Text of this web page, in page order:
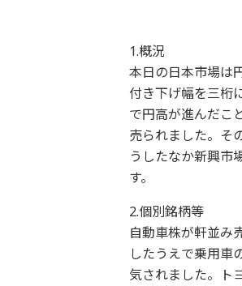
1.概況
本日の日本市場は
付き下げ幅を三桁
で円高が進んだこ
売られました。そ
うしたなか新興市
す。
2.個別銘柄等
自動車株が軒並み
したうえで乗用車
気されました。ト